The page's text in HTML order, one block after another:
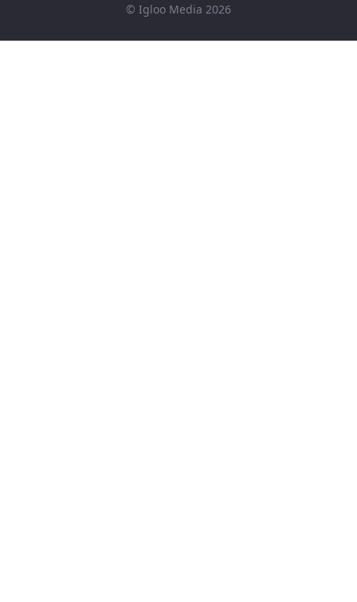
© Igloo Media 2026